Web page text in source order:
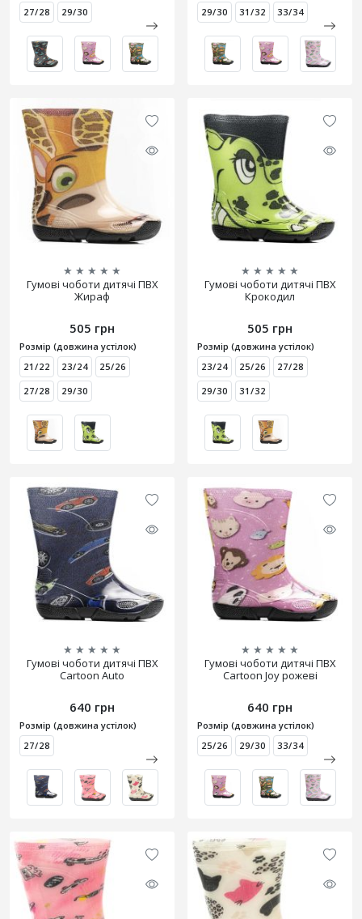
27/28
29/30
29/30
31/32 33/34
★ ★ ★ ★ ★
Гумові чоботи дитячі ПВХ
Жираф
505 грн
Розмір (довжина устілок)
21/22
23/24
25/26
27/28
29/30
★ ★ ★ ★ ★
Гумові чоботи дитячі ПВХ
Крокодил
505 грн
Розмір (довжина устілок)
23/24
25/26
27/28
29/30
31/32
★ ★ ★ ★ ★
Гумові чоботи дитячі ПВХ
Cartoon Auto
640 грн
Розмір (довжина устілок)
27/28
★ ★ ★ ★ ★
Гумові чоботи дитячі ПВХ
Cartoon Joy рожеві
640 грн
Розмір (довжина устілок)
25/26
29/30 33/34